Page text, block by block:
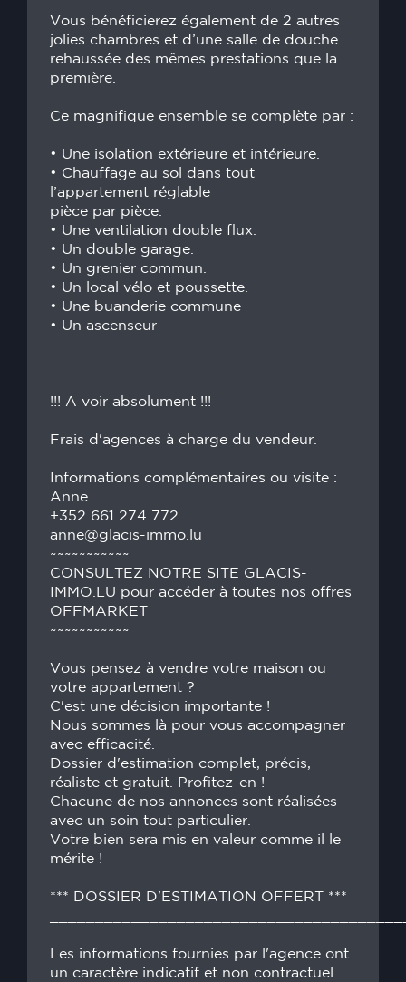
Vous bénéficierez également de 2 autres
jolies chambres et d’une salle de douche
rehaussée des mêmes prestations que la
première.
Ce magnifique ensemble se complète par :
• Une isolation extérieure et intérieure.
• Chauffage au sol dans tout
l’appartement réglable
pièce par pièce.
• Une ventilation double flux.
• Un double garage.
• Un grenier commun.
• Un local vélo et poussette.
• Une buanderie commune
• Un ascenseur
!!! A voir absolument !!!
Frais d'agences à charge du vendeur.
Informations complémentaires ou visite :
Anne
+352 661 274 772
anne@glacis-immo.lu
~~~~~~~~~~~
CONSULTEZ NOTRE SITE GLACIS-
IMMO.LU pour accéder à toutes nos offres
OFFMARKET
~~~~~~~~~~~
Vous pensez à vendre votre maison ou
votre appartement ?
C'est une décision importante !
Nous sommes là pour vous accompagner
avec efficacité.
Dossier d'estimation complet, précis,
réaliste et gratuit. Profitez-en !
Chacune de nos annonces sont réalisées
avec un soin tout particulier.
Votre bien sera mis en valeur comme il le
mérite !
*** DOSSIER D'ESTIMATION OFFERT ***
Les informations fournies par l'agence ont
un caractère indicatif et non contractuel.